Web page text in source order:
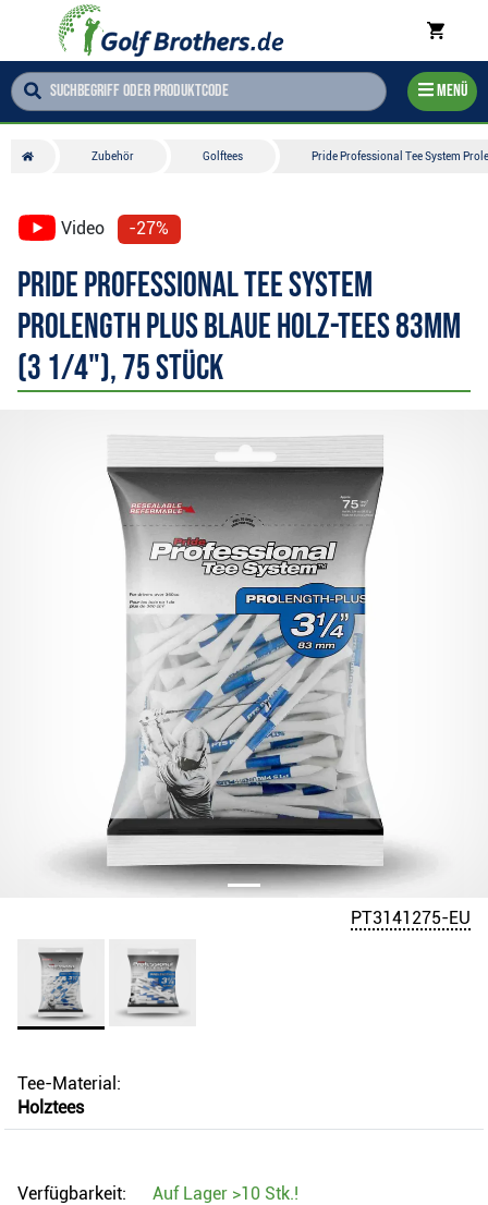
Menü
Zubehör Golftees Pride Professional Tee System
Video -27%
Pride Professional Tee System
Prolength Plus Blaue Holz-Tees 83mm
(3 1/4"), 75 Stück
PT3141275-EU
Tee-Material:
Holztees
Verfügbarkeit: Auf Lager >10 Stk.!